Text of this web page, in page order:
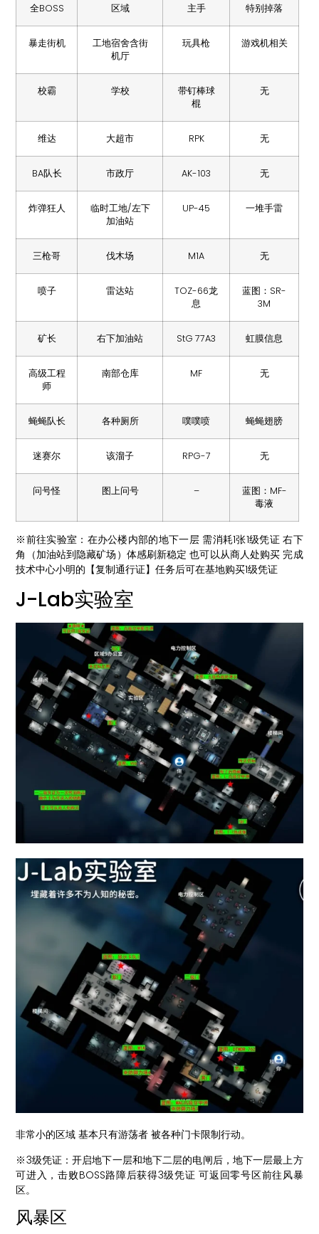
全BOSS 区域 主手 特别掉落
暴走街机
工地宿舍含街
机厅
玩具枪 游戏机相关
校霸 学校
带钉棒球
棍
无
维达 大超市 RPK 无
BA队长 市政厅 AK-103 无
炸弹狂人
临时工地/左下
加油站
UP-45 一堆手雷
三枪哥 伐木场 M1A 无
喷子 雷达站
TOZ-66龙
息
蓝图：SR-
3M
矿长 右下加油站 StG 77A3 虹膜信息
高级工程
师
南部仓库 MF 无
蝇蝇队长 各种厕所 噗噗喷 蝇蝇翅膀
迷赛尔 该溜子 RPG-7 无
问号怪 图上问号 –
蓝图：MF-
毒液
※前往实验室：在办公楼内部的地下一层 需消耗1张1级凭证 右下
角（加油站到隐藏矿场）体感刷新稳定 也可以从商人处购买 完成
技术中心小明的【复制通行证】任务后可在基地购买1级凭证
J-Lab实验室
非常小的区域 基本只有游荡者 被各种门卡限制行动。
※3级凭证：开启地下一层和地下二层的电闸后，地下一层最上方
可进入，击败BOSS路障后获得3级凭证 可返回零号区前往风暴
区。
风暴区